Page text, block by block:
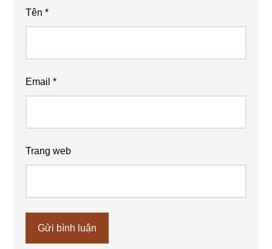
Tên*
Email*
Trang web